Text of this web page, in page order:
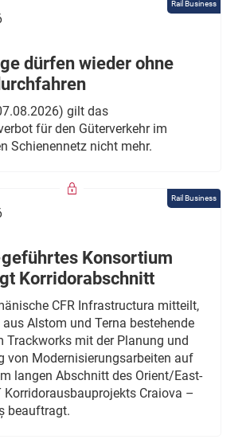
Rail Business
dürfen wieder ohne
gilt das
für den Güterverkehr im
Schienennetz nicht mehr.
Rail Business
Konsortium
Korridorabschnitt
CFR Infrastructura mitteilt,
aus Alstom und Terna bestehende
Trackworks mit der Planung und
von Modernisierungsarbeiten auf
langen Abschnitt des Orient/East-
Korridorausbauprojekts Craiova –
beauftragt.